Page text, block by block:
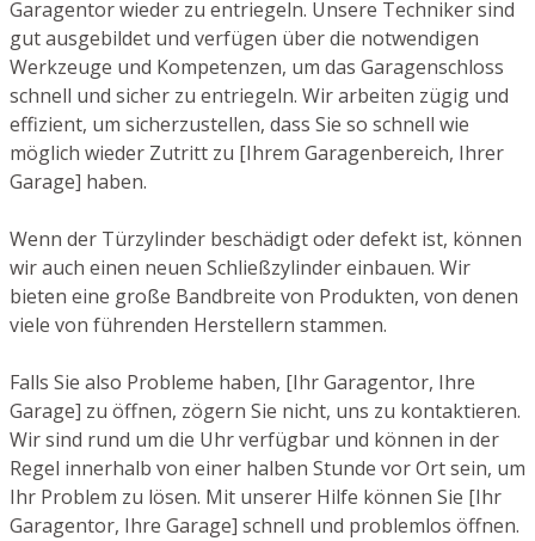
Garagentor wieder zu entriegeln. Unsere Techniker sind
gut ausgebildet und verfügen über die notwendigen
Werkzeuge und Kompetenzen, um das Garagenschloss
schnell und sicher zu entriegeln. Wir arbeiten zügig und
effizient, um sicherzustellen, dass Sie so schnell wie
möglich wieder Zutritt zu [Ihrem Garagenbereich, Ihrer
Garage] haben.
Wenn der Türzylinder beschädigt oder defekt ist, können
wir auch einen neuen Schließzylinder einbauen. Wir
bieten eine große Bandbreite von Produkten, von denen
viele von führenden Herstellern stammen.
Falls Sie also Probleme haben, [Ihr Garagentor, Ihre
Garage] zu öffnen, zögern Sie nicht, uns zu kontaktieren.
Wir sind rund um die Uhr verfügbar und können in der
Regel innerhalb von einer halben Stunde vor Ort sein, um
Ihr Problem zu lösen. Mit unserer Hilfe können Sie [Ihr
Garagentor, Ihre Garage] schnell und problemlos öffnen.